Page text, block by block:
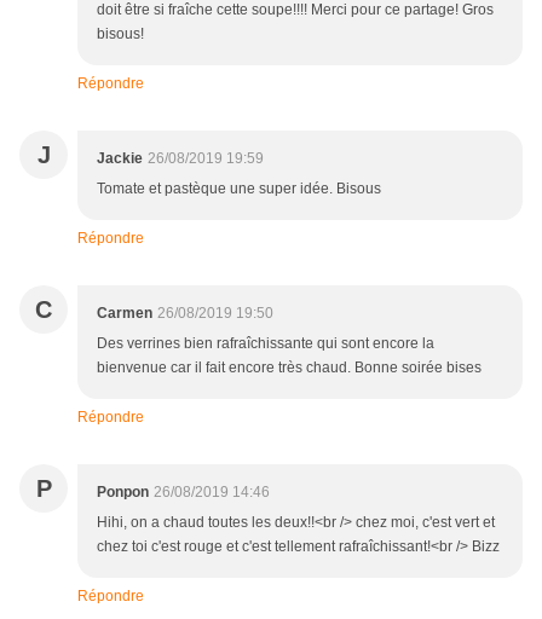
doit être si fraîche cette soupe!!!! Merci pour ce partage! Gros
bisous!
Répondre
J Jackie 26/08/2019 19:59
Tomate et pastèque une super idée. Bisous
Répondre
C Carmen 26/08/2019 19:50
Des verrines bien rafraîchissante qui sont encore la
bienvenue car il fait encore très chaud. Bonne soirée bises
Répondre
P Ponpon 26/08/2019 14:46
Hihi, on a chaud toutes les deux!!<br /> chez moi, c'est vert et
chez toi c'est rouge et c'est tellement rafraîchissant!<br /> Bizz
Répondre